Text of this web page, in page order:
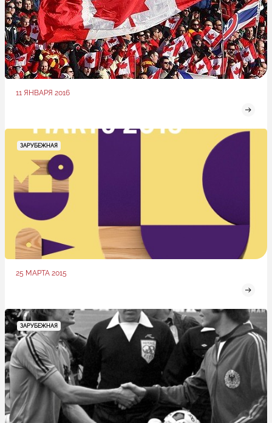
11 ЯНВАРЯ 2016
ЗАРУБЕЖНАЯ
25 МАРТА 2015
ЗАРУБЕЖНАЯ